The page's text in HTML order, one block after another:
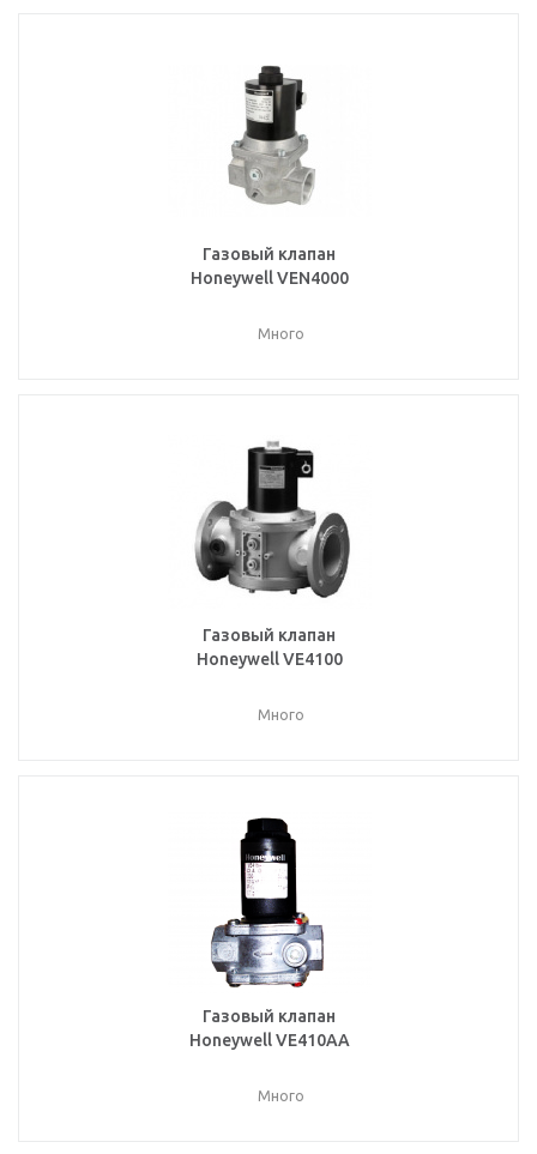
Газовый клапан
Honeywell VEN4000
Много
Газовый клапан
Honeywell VE4100
Много
Газовый клапан
Honeywell VE410AA
Много